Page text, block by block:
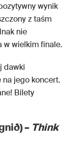
wynik
z taśm
nie
w wielkim finale.
dawki
jego koncert.
Bilety
– Think